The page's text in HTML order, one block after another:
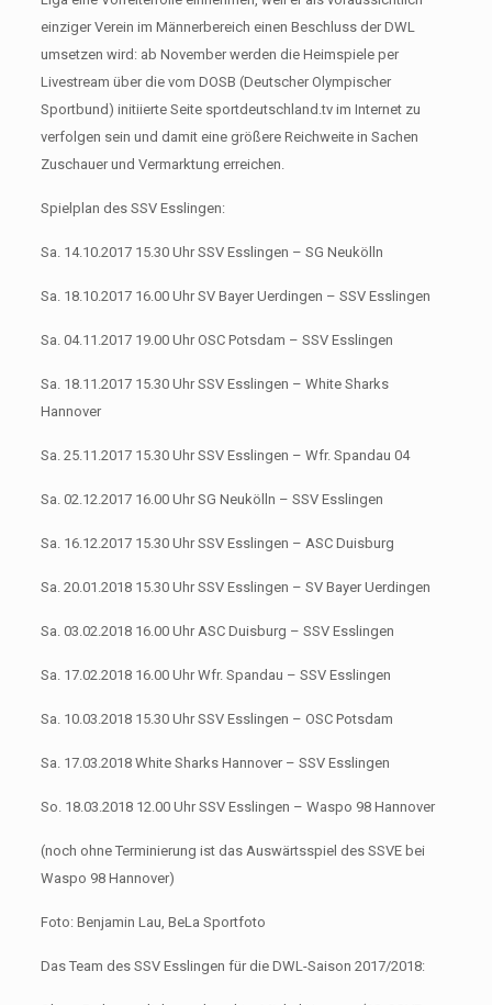
einziger Verein im Männerbereich einen Beschluss der DWL
umsetzen wird: ab November werden die Heimspiele per
Livestream über die vom DOSB (Deutscher Olympischer
Sportbund) initiierte Seite sportdeutschland.tv im Internet zu
verfolgen sein und damit eine größere Reichweite in Sachen
Zuschauer und Vermarktung erreichen.
Spielplan des SSV Esslingen:
Sa. 14.10.2017 15.30 Uhr SSV Esslingen – SG Neukölln
Sa. 18.10.2017 16.00 Uhr SV Bayer Uerdingen – SSV Esslingen
Sa. 04.11.2017 19.00 Uhr OSC Potsdam – SSV Esslingen
Sa. 18.11.2017 15.30 Uhr SSV Esslingen – White Sharks
Hannover
Sa. 25.11.2017 15.30 Uhr SSV Esslingen – Wfr. Spandau 04
Sa. 02.12.2017 16.00 Uhr SG Neukölln – SSV Esslingen
Sa. 16.12.2017 15.30 Uhr SSV Esslingen – ASC Duisburg
Sa. 20.01.2018 15.30 Uhr SSV Esslingen – SV Bayer Uerdingen
Sa. 03.02.2018 16.00 Uhr ASC Duisburg – SSV Esslingen
Sa. 17.02.2018 16.00 Uhr Wfr. Spandau – SSV Esslingen
Sa. 10.03.2018 15.30 Uhr SSV Esslingen – OSC Potsdam
Sa. 17.03.2018 White Sharks Hannover – SSV Esslingen
So. 18.03.2018 12.00 Uhr SSV Esslingen – Waspo 98 Hannover
(noch ohne Terminierung ist das Auswärtsspiel des SSVE bei
Waspo 98 Hannover)
Foto: Benjamin Lau, BeLa Sportfoto
Das Team des SSV Esslingen für die DWL-Saison 2017/2018: